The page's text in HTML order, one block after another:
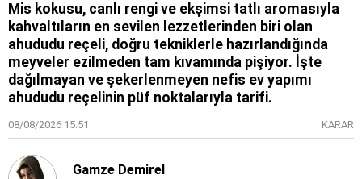
Mis kokusu, canlı rengi ve ekşimsi tatlı aromasıyla
kahvaltıların en sevilen lezzetlerinden biri olan
ahududu reçeli, doğru tekniklerle hazırlandığında
meyveler ezilmeden tam kıvamında pişiyor. İşte
dağılmayan ve şekerlenmeyen nefis ev yapımı
ahududu reçelinin püf noktalarıyla tarifi.
08/08/2026 15:51 KARAR
Gamze Demirel